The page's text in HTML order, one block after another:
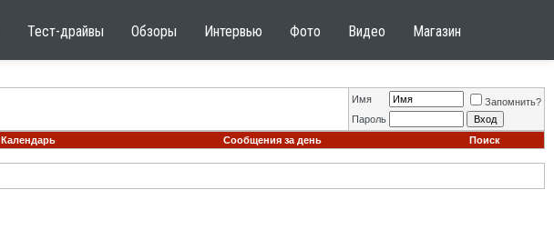
Тест-драйвы Обзоры Интервью Фото Видео Магазин
Имя
Запомнить?
Пароль
Календарь Сообщения за день Поиск